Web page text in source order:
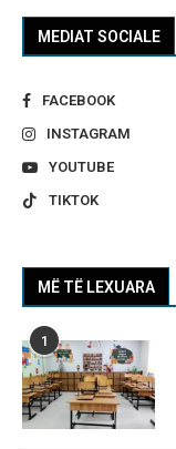
MEDIAT SOCIALE
FACEBOOK
INSTAGRAM
YOUTUBE
TIKTOK
MË TË LEXUARA
1